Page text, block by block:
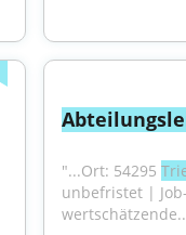
"...Ort: 54295
unbefristet |